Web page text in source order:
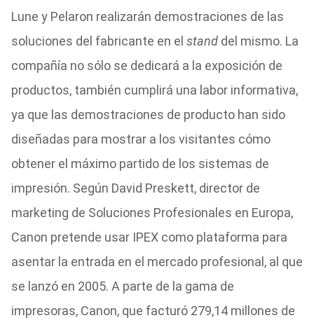
Lune y Pelaron realizarán demostraciones de las
soluciones del fabricante en el standdel mismo. La
compañía no sólo se dedicará a la exposición de
productos, también cumplirá una labor informativa,
ya que las demostraciones de producto han sido
diseñadas para mostrar a los visitantes cómo
obtener el máximo partido de los sistemas de
impresión. Según David Preskett, director de
marketing de Soluciones Profesionales en Europa,
Canon pretende usar IPEX como plataforma para
asentar la entrada en el mercado profesional, al que
se lanzó en 2005. A parte de la gama de
impresoras, Canon, que facturó 279,14 millones de